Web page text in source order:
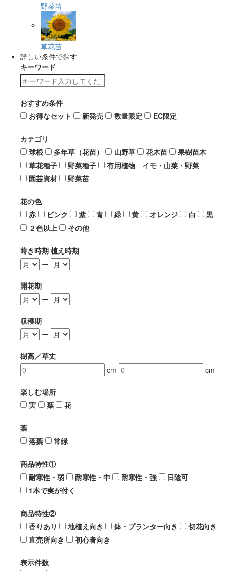
野菜苗
草花苗
詳しい条件で探す
キーワード
おすすめ条件
お得なセット
新発売 数量限定 EC限定
カテゴリ
球根
多年草（花苗） 山野草 花木苗
果樹苗木
草花種子
野菜種子
有用植物 イモ・山菜・野菜
園芸資材
野菜苗
花の色
赤
ピンク 紫 青 緑 黄 オレンジ 白
黒
２色以上
その他
蒔き時期 植え時期
ー
開花期
ー
収穫期
ー
樹高／草丈
cm
cm
楽しむ場所
実
葉 花
葉
落葉
常緑
商品特性①
耐寒性・弱
耐寒性・中 耐寒性・強
日陰可
1本で実が付く
商品特性②
香りあり
地植え向き 鉢・プランター向き
切花向き
直売所向き
初心者向き
表示件数